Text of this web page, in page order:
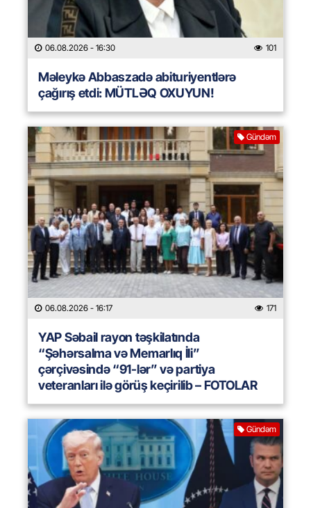
06.08.2026 - 16:30 101
Məleykə Abbaszadə abituriyentlərə
çağırış etdi: MÜTLƏQ OXUYUN!
Gündəm
06.08.2026 - 16:17 171
YAP Səbail rayon təşkilatında
“Şəhərsalma və Memarlıq İli”
çərçivəsində “91-lər” və partiya
veteranları ilə görüş keçirilib – FOTOLAR
Gündəm